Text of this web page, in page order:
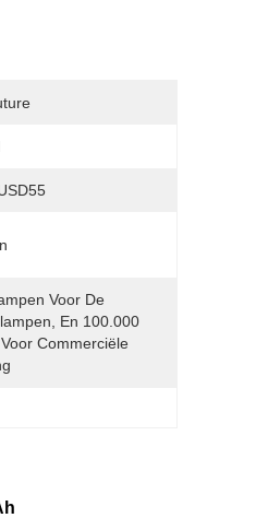
Voor De
En 100.000
Commerciële